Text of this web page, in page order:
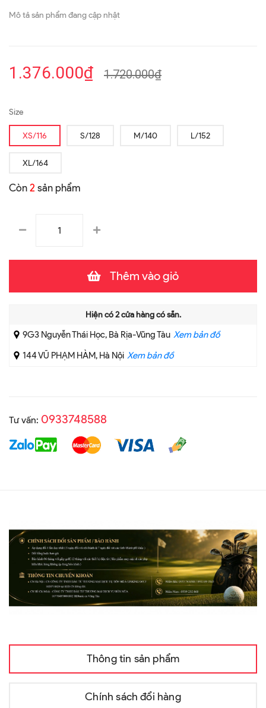
Mô tả sản phẩm đang cập nhật
1.376.000₫ 1.720.000₫
Size
XS/116 S/128 M/140 L/152
XL/164
Còn 2 sản phẩm
Thêm vào giỏ
Hiện có2cửa hàng có sẵn.
9G3 Nguyễn Thái Học, Bà Rịa-Vũng Tàu Xem bản đồ
144 VŨ PHẠM HÀM, Hà Nội Xem bản đồ
Tư vấn: 0933748588
Thông tin sản phẩm
Chính sách đổi hàng